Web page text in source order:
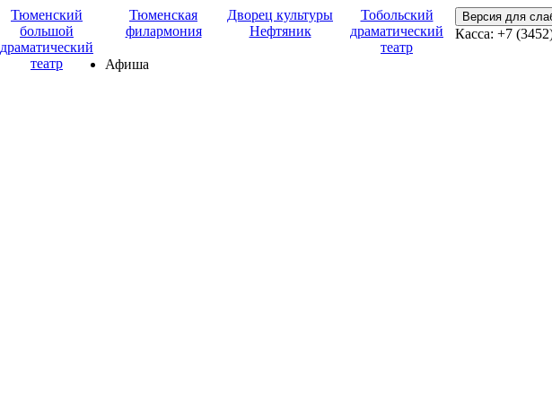
Тюменский
большой
драматический
театр
Тюменская
филармония
Дворец культуры
Нефтяник
Тобольский
драматический
театр
Версия для
Касса: +7
Афиша